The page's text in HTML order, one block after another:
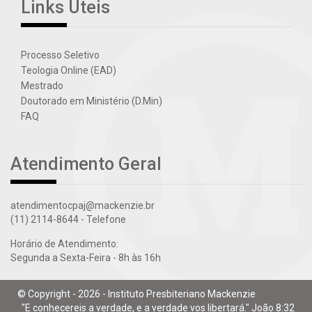
Links Úteis
Processo Seletivo
Teologia Online (EAD)
Mestrado
Doutorado em Ministério (D.Min)
FAQ
Atendimento Geral
atendimentocpaj@mackenzie.br
(11) 2114-8644 - Telefone
Horário de Atendimento:
Segunda a Sexta-Feira - 8h às 16h
© Copyright - 2026 - Instituto Presbiteriano Mackenzie
"E conhecereis a verdade, e a verdade vos libertará." João 8:32